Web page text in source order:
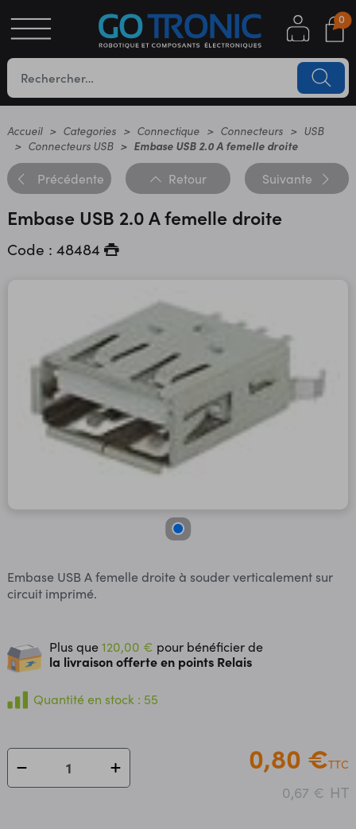
0
Accueil Categories Connectique Connecteurs
USB
Connecteurs USB
Embase USB 2.0 A femelle droite
Précédente Retour Suivante
Embase USB 2.0 A femelle droite
Code : 48484
Embase USB A femelle droite à souder verticalement sur
circuit imprimé.
Plus que120,00 € pour bénéficier de
la livraison offerte en points Relais
Quantité en stock : 55
0,80 €TTC
0,67 € HT